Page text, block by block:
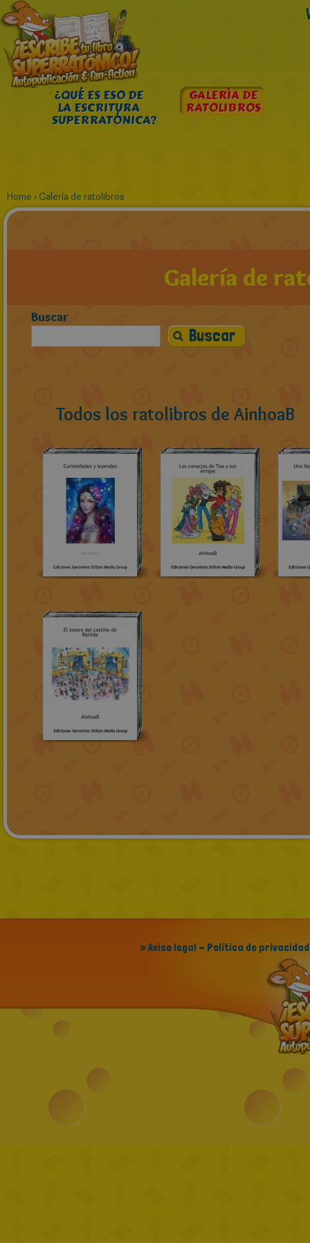
¿QUÉ ES ESO DE
LA ESCRITURA
SUPERRATÓNICA?
GALERÍA DE
RATOLIBROS
Home › Galería de ratolibros
Galería de
Buscar
Todos los ratolibros de AinhoaB
» Aviso legal - Política de privacidad